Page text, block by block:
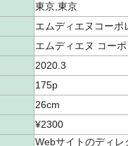
東京,東京
エムディエヌコー
エムディエヌ コー
2020.3
175p
26cm
¥2300
Webサイトのディ